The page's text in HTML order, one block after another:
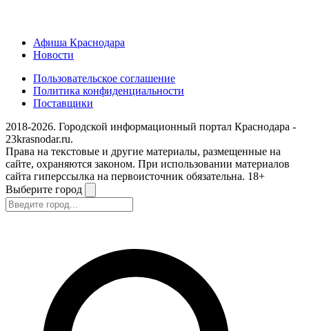
Афиша Краснодара
Новости
Пользовательское соглашение
Политика конфиденциальности
Поставщики
2018-2026. Городской информационный портал Краснодара -
23krasnodar.ru.
Права на текстовые и другие материалы, размещенные на
сайте, охраняются законом. При использовании материалов
сайта гиперссылка на первоисточник обязательна. 18+
Выберите город